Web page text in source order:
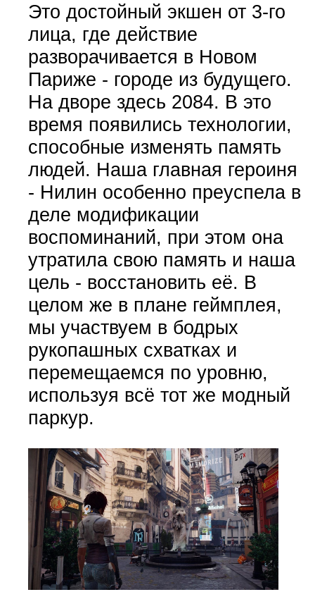
Это достойный экшен от 3-го
лица, где действие
разворачивается в Новом
Париже - городе из будущего.
На дворе здесь 2084. В это
время появились технологии,
способные изменять память
людей. Наша главная героиня
- Нилин особенно преуспела в
деле модификации
воспоминаний, при этом она
утратила свою память и наша
цель - восстановить её. В
целом же в плане геймплея,
мы участвуем в бодрых
рукопашных схватках и
перемещаемся по уровню,
используя всё тот же модный
паркур.